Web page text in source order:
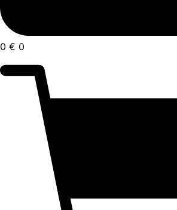
0 € 0